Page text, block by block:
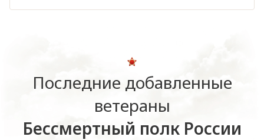
Последние добавленные
ветераны
Бессмертный полк России